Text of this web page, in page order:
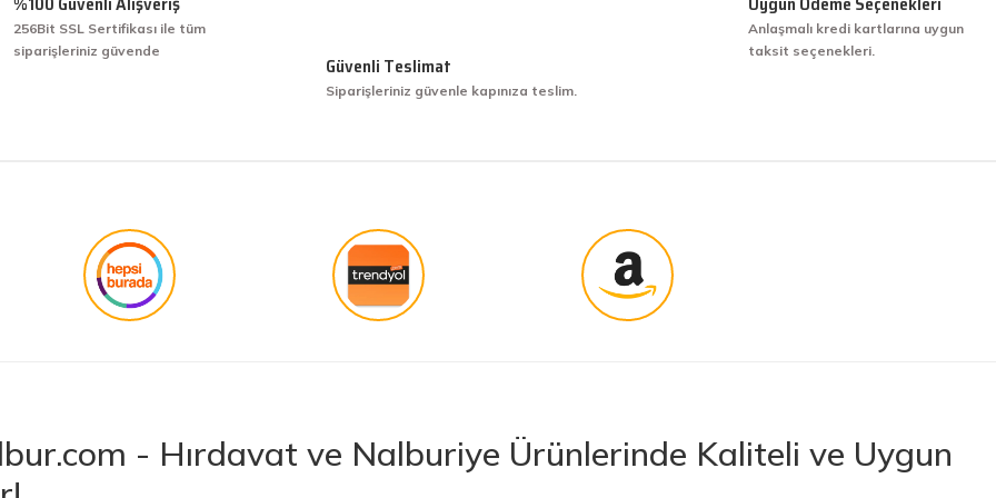
hakkıyla yapmak diye buna derim.
256Bit SSL Sertifikası ile tüm
siparişleriniz güvende
Güvenli Teslimat
Siparişleriniz güvenle kapınıza teslim.
Anlaşmalı kredi kartlarına uygun
taksit seçenekleri.
- Hırdavat ve Nalburiye Ürünlerinde Kaliteli ve Uygun